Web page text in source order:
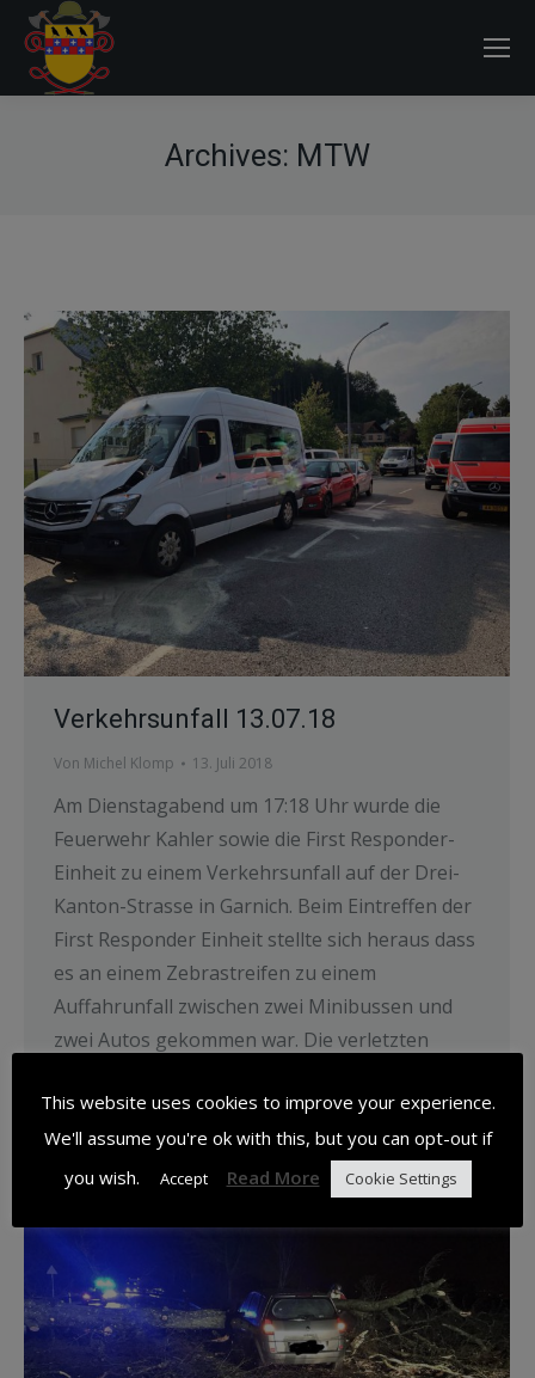
Archives: MTW
Verkehrsunfall 13.07.18
Von Michel Klomp 13. Juli 2018
Am Dienstagabend um 17:18 Uhr wurde die
Feuerwehr Kahler sowie die First Responder-
Einheit zu einem Verkehrsunfall auf der Drei-
Kanton-Strasse in Garnich. Beim Eintreffen der
First Responder Einheit stellte sich heraus dass
es an einem Zebrastreifen zu einem
Auffahrunfall zwischen zwei Minibussen und
zwei Autos gekommen war. Die verletzten
erstversorgt…
This website uses cookies to improve your experience.
We'll assume you're ok with this, but you can opt-out if
you wish.
Accept Read More Cookie Settings